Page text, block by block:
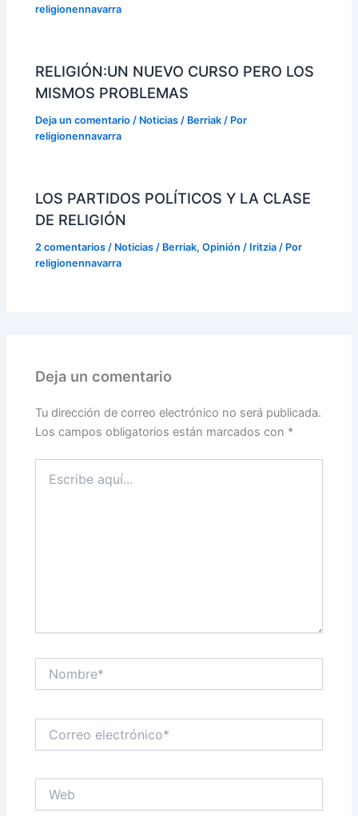
religionennavarra
RELIGIÓN:UN NUEVO CURSO PERO LOS
MISMOS PROBLEMAS
Deja un comentario / Noticias / Berriak / Por
religionennavarra
LOS PARTIDOS POLÍTICOS Y LA CLASE
DE RELIGIÓN
2 comentarios / Noticias / Berriak,Opinión / Iritzia / Por
religionennavarra
Deja un comentario
Tu dirección de correo electrónico no será publicada.
Los campos obligatorios están marcados con *
aquí...
electrónico*